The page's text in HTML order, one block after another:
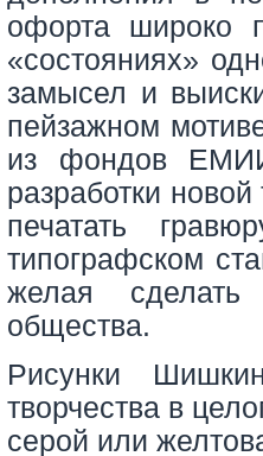
офорта широко
«состояниях»
замысел и
пейзажном
из фондов
разработки
печатать
типографском
желая сделать
общества.
Рисунки
творчества в
серой или